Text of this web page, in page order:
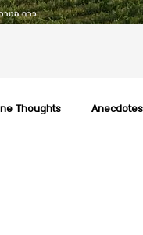
כרם
Thoughts Anecdotes